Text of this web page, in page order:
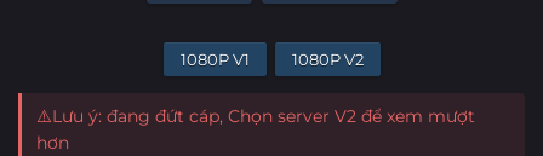
1080P V1 1080P V2
⚠️Lưu ý: đang đứt cáp, Chọn server V2 để xem mượt
hơn